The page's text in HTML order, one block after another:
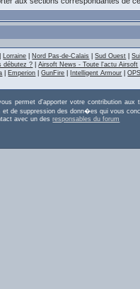
Lorraine Nord Pas-de-Calais |Sud Ouest |
débutez ? |Airsoft News - Toute l'actu Airsoft
Emperion |GunFire Intelligent Armour |
permet d'apporter votre contribution
et de suppression des donn�es qui vous
avec un desresponsables du forum